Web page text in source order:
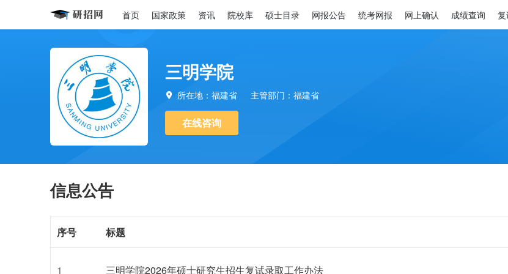
首页 国家政策 资讯 院校库 硕士目录 网报公告 统考网报 网上确认 成绩查询
三明学院
 所在地：福建省 主管部门：福建省
在线咨询
信息公告
序号 标题
1 三明学院2026年硕士研究生招生复试录取工作办法